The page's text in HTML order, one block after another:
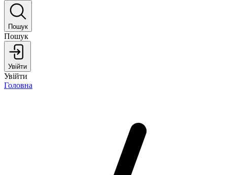
Пошук
Пошук
Увійти
Увійти
Головна